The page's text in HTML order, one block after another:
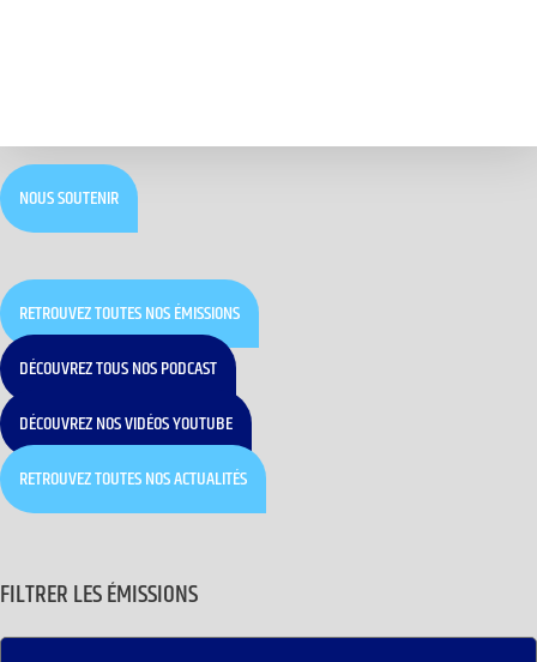
NOUS SOUTENIR
RETROUVEZ TOUTES NOS ÉMISSIONS
DÉCOUVREZ TOUS NOS PODCAST
DÉCOUVREZ NOS VIDÉOS YOUTUBE
RETROUVEZ TOUTES NOS ACTUALITÉS
FILTRER LES ÉMISSIONS